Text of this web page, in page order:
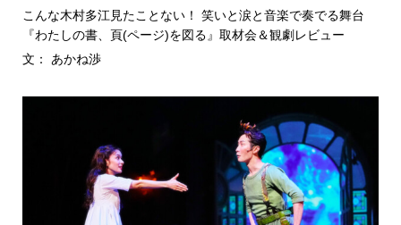
こんな木村多江見たことない！ 笑いと涙と音楽で奏でる舞台
『わたしの書、頁(ページ)を図る』取材会＆観劇レビュー
文： あかね渉